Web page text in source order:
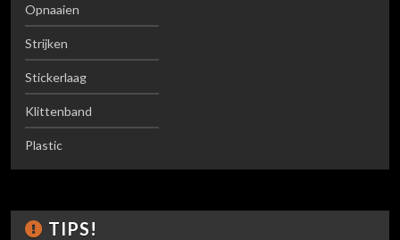
Opnaaien
Strijken
Stickerlaag
Klittenband
Plastic
TIPS!